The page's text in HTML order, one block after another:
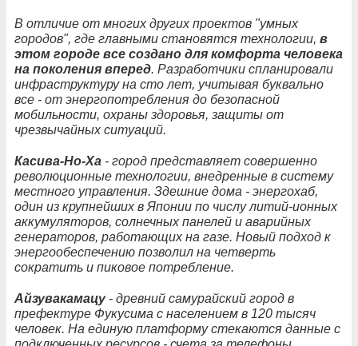
В отличие от многих других проектов "умных
городов", где главными становятся технологии, в
этом городе все создано для комфорта человека
на поколения вперед. Разработчики спланировали
инфраструктуру на сто лет, учитывая буквально
все - от энергопотребления до безопасной
мобильности, охраны здоровья, защиты от
чрезвычайных ситуаций.
Касива-Но-Ха - город представляет совершенно
революционные технологии, внедренные в систему
местного управления. Здешние дома - энергохаб,
один из крупнейших в Японии по числу литий-ионных
аккумуляторов, солнечных панелей и аварийных
генераторов, работающих на газе. Новый подход к
энергообеспечению позволил на четверть
сократить и пиковое потребление.
Айзувакамацу- древний самурайский город в
префектуре Фукусима с населением в 120 тысяч
человек. На единую платформу стекаются данные с